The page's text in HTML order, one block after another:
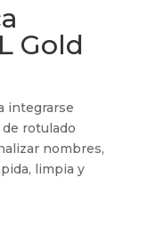
Gold
integrarse
rotulado
nombres,
limpia y